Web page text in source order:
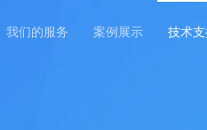
我们的服务 案例展示 技术